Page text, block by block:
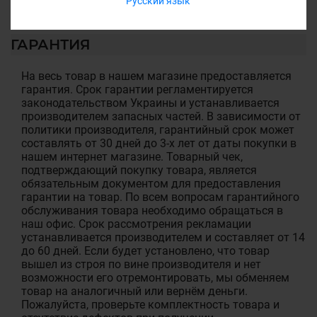
ГАРАНТИЯ
На весь товар в нашем магазине предоставляется
гарантия. Срок гарантии регламентируется
законодательством Украины и устанавливается
производителем запасных частей. В зависимости от
политики производителя, гарантийный срок может
составлять от 30 дней до 3-х лет от даты покупки в
нашем интернет магазине. Товарный чек,
подтверждающий покупку товара, является
обязательным документом для предоставления
гарантии на товар. По всем вопросам гарантийного
обслуживания товара необходимо обращаться в
наш офис. Срок рассмотрения рекламации
устанавливается производителем и составляет от 14
до 60 дней. Если будет установлено, что товар
вышел из строя по вине производителя и нет
возможности его отремонтировать, мы обменяем
товар на аналогичный или вернём деньги.
Пожалуйста, проверьте комплектность товара и